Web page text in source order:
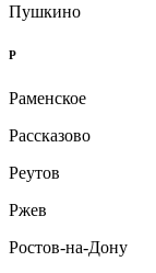
Пушкино
Р
Раменское
Рассказово
Реутов
Ржев
Ростов-на-Дону